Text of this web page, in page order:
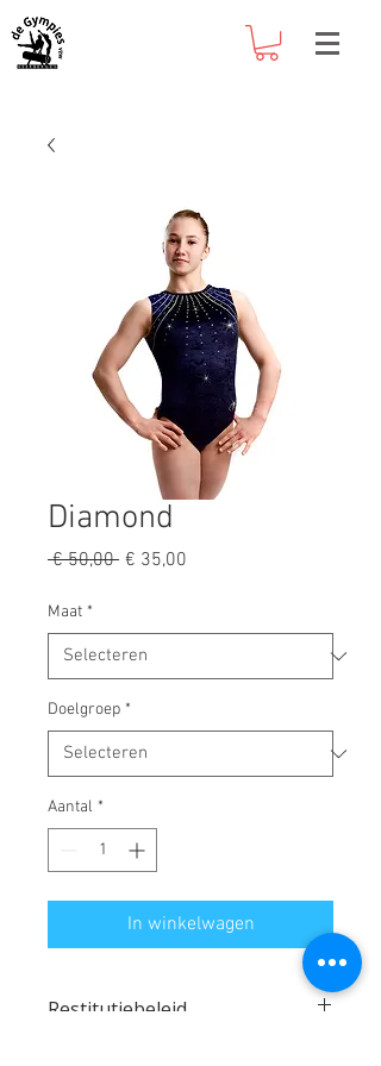
Diamond
€ 50,00 Normale
€ 35,00
Maat *
Doelgroep *
Aantal *
In winkelwagen
Restitutiebeleid